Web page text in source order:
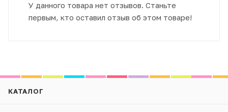
У данного товара нет отзывов. Станьте
первым, кто оставил отзыв об этом товаре!
КАТАЛОГ